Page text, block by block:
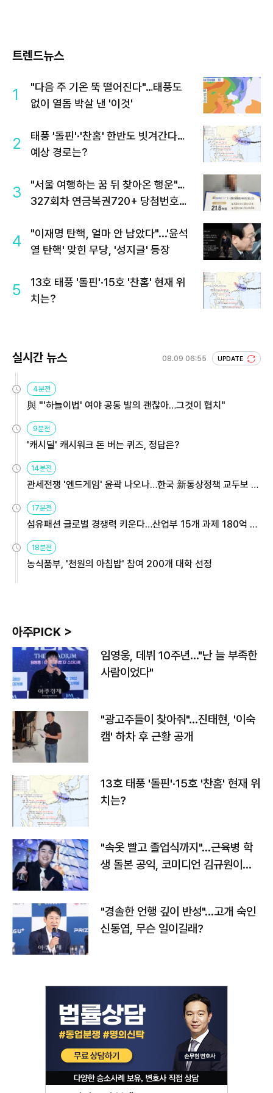
트렌드뉴스
1
"다음 주 기온 뚝 떨어진다"…태풍도
없이 열돔 박살 낸 '이것'
2
태풍 '돌핀'·'찬홈' 한반도 빗겨간다…
예상 경로는?
3
"서울 여행하는 꿈 뒤 찾아온 행운"…
327회차 연금복권720+ 당첨번호조
4
"이재명 탄핵, 얼마 안 남았다"...'윤석
열 탄핵' 맞힌 무당, '성지글' 등장
5
13호 태풍 '돌핀'·15호 '찬홈' 현재 위
치는?
실시간 뉴스 08.09 06:55 UPDATE
4분전
與 "'하늘이법' 여야 공동 발의 괜찮아…그것이 협치"
9분전
'캐시딜' 캐시워크 돈 버는 퀴즈, 정답은?
14분전
관세전쟁 '엔드게임' 윤곽 나오나…한국 新통상정책 교두보 활
17분전
섬유패션 글로벌 경쟁력 키운다…산업부 15개 과제 180억 지
18분전
농식품부, '천원의 아침밥' 참여 200개 대학 선정
아주PICK >
임영웅, 데뷔 10주년…"난 늘 부족한
사람이었다"
"광고주들이 찾아줘"…진태현, '이숙
캠' 하차 후 근황 공개
13호 태풍 '돌핀'·15호 '찬홈' 현재 위
치는?
"속옷 빨고 졸업식까지"…근육병 학
생 돌본 공익, 코미디언 김규원이었
"경솔한 언행 깊이 반성"…고개 숙인
신동엽, 무슨 일이길래?